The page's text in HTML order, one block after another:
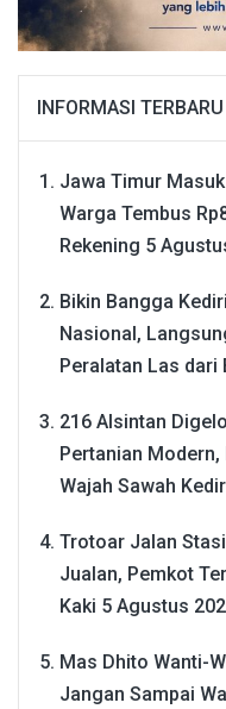
INFORMASI TERBARU
Jawa Timur
Warga Tembus
Rekening 5
Bikin Bangga
Nasional,
Peralatan Las dari
216 Alsintan
Pertanian
Wajah Sawah
Trotoar Jalan
Jualan, Pemkot
Kaki 5 Agustus
Mas Dhito Wanti-
Jangan Sampai